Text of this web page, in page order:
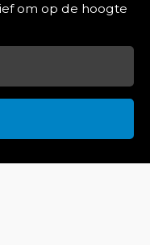
om op de hoogte